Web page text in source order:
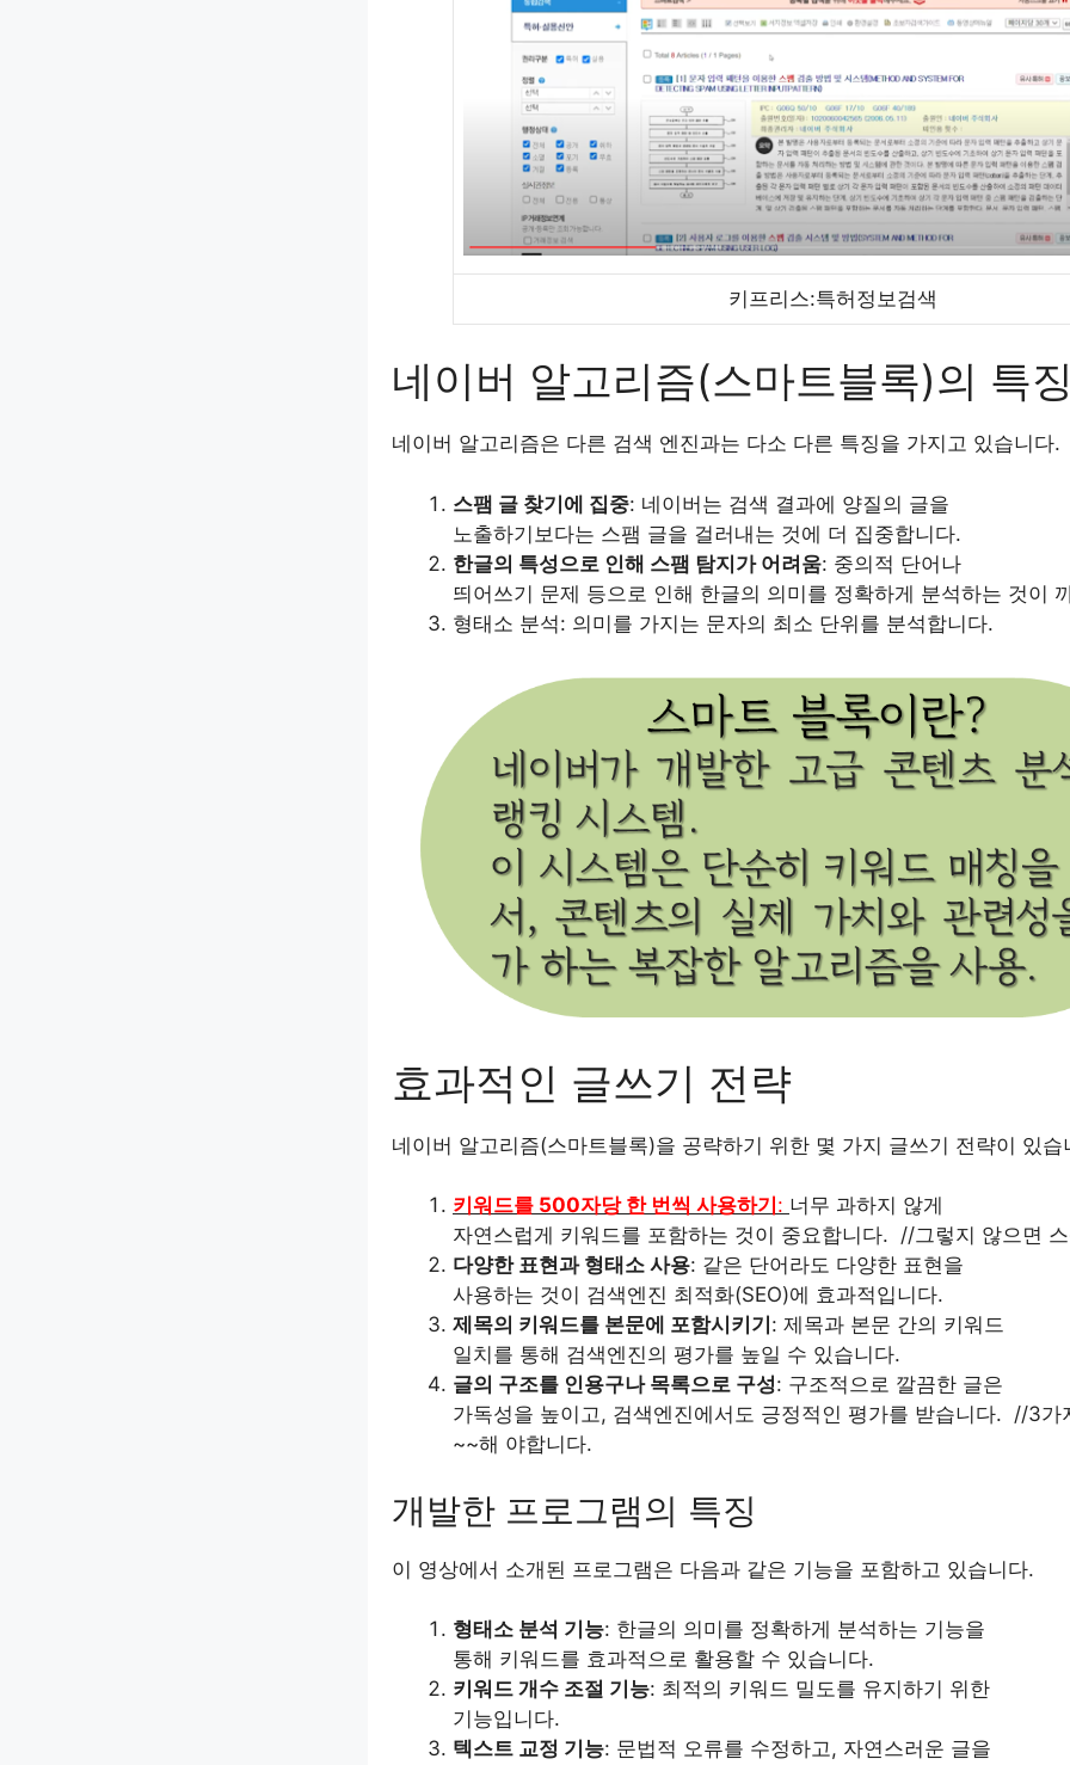
키프리스:특허정보검색
네이버 알고리즘(스마트블록)의 특
네이버 알고리즘은 다른 검색 엔진과는 다소 다른 특징을 가지고 있습니다.
스팸 글 찾기에 집중: 네이버는 검색 결과에 양질의 글을
노출하기보다는 스팸 글을 걸러내는 것에 더 집중합니다.
한글의 특성으로 인해 스팸 탐지가 어려움: 중의적 단어나
띄어쓰기 문제 등으로 인해 한글의 의미를 정확하게 분석하는 것이
형태소 분석: 의미를 가지는 문자의 최소 단위를 분석합니다.
효과적인 글쓰기 전략
네이버 알고리즘(스마트블록)을 공략하기 위한 몇 가지 글쓰기 전략이 있습
키워드를 500자당 한 번씩 사용하기 : 너무 과하지 않게
자연스럽게 키워드를 포함하는 것이 중요합니다. //그렇지 않으면
다양한 표현과 형태소 사용: 같은 단어라도 다양한 표현을
사용하는 것이 검색엔진 최적화(SEO)에 효과적입니다.
제목의 키워드를 본문에 포함시키기 : 제목과 본문 간의 키워드
일치를 통해 검색엔진의 평가를 높일 수 있습니다.
글의 구조를 인용구나 목록으로 구성: 구조적으로 깔끔한 글은
가독성을 높이고, 검색엔진에서도 긍정적인 평가를 받습니다. //3가
~~해 야합니다.
개발한 프로그램의 특징
이 영상에서 소개된 프로그램은 다음과 같은 기능을 포함하고 있습니다.
형태소 분석 기능: 한글의 의미를 정확하게 분석하는 기능을
통해 키워드를 효과적으로 활용할 수 있습니다.
키워드 개수 조절 기능: 최적의 키워드 밀도를 유지하기 위한
기능입니다.
텍스트 교정 기능: 문법적 오류를 수정하고, 자연스러운 글을